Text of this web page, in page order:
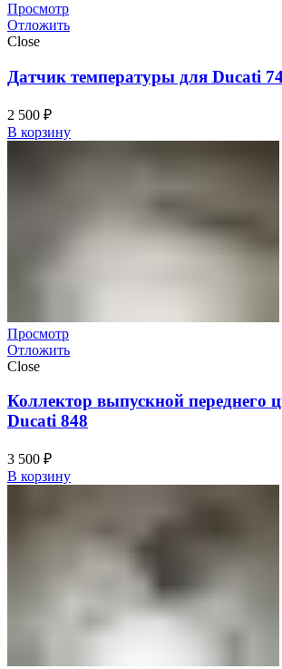
Просмотр
Отложить
Close
Датчик температуры для Ducati
2 500 ₽
В корзину
Просмотр
Отложить
Close
Коллектор выпускной переднего
Ducati 848
3 500 ₽
В корзину